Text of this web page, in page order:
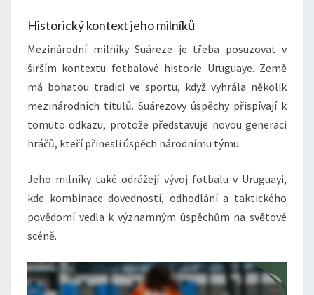
Historický kontext jeho milníků
Mezinárodní milníky Suáreze je třeba posuzovat v
širším kontextu fotbalové historie Uruguaye. Země
má bohatou tradici ve sportu, když vyhrála několik
mezinárodních titulů. Suárezovy úspěchy přispívají k
tomuto odkazu, protože představuje novou generaci
hráčů, kteří přinesli úspěch národnímu týmu.
Jeho milníky také odrážejí vývoj fotbalu v Uruguayi,
kde kombinace dovedností, odhodlání a taktického
povědomí vedla k významným úspěchům na světové
scéně.